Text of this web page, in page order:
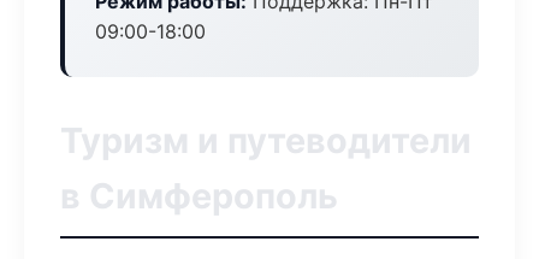
09:00-18:00
Туризм и путеводители
в Симферополь